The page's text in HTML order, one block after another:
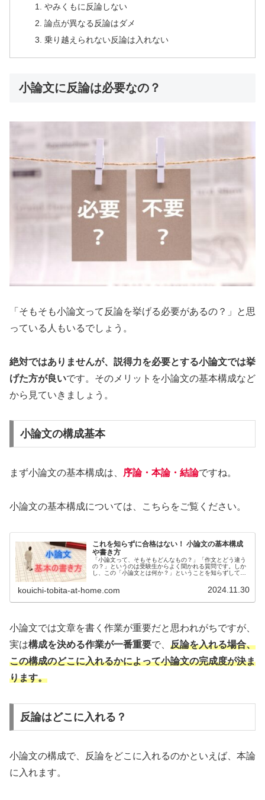
やみくもに反論しない
論点が異なる反論はダメ
乗り越えられない反論は入れない
小論文に反論は必要なの？
「そもそも小論文って反論を挙げる必要があるの？」と思
っている人もいるでしょう。
絶対ではありませんが、説得力を必要とする小論文では挙
げた方が良いです。そのメリットを小論文の基本構成など
から見ていきましょう。
小論文の構成基本
まず小論文の基本構成は、 序論・本論・結論ですね。
小論文の基本構成については、こちらをご覧ください。
これを知らずに合格はない！ 小論文の基本構成
や書き方
「小論文って、そもそもどんなもの？」「作文とどう違う
の？」というのは受験生からよく聞かれる質問です。しか
し、この「小論文とは何か？」ということを知らずして、
kouichi-tobita-at-home.com 2024.11.30
小論文では文章を書く作業が重要だと思われがちですが、
実は構成を決める作業が一番重要で、 反論を入れる場合、
この構成のどこに入れるかによって小論文の完成度が決ま
ります。
反論はどこに入れる？
小論文の構成で、反論をどこに入れるのかといえば、本論
に入れます。